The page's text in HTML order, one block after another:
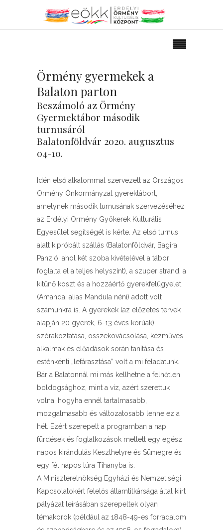
Örmény gyermekek a
Balaton parton
Beszámoló az Örmény
Gyermektábor második
turnusáról
Balatonföldvár 2020. augusztus
04-10.
Idén első alkalommal szervezett az Országos
Örmény Önkormányzat gyerektábort,
amelynek második turnusának szervezéséhez
az Erdélyi Örmény Gyökerek Kulturális
Egyesület segítségét is kérte. Az első turnus
alatt kipróbált szállás (Balatonföldvár, Bagira
Panzió, ahol két szoba kivételével a tábor
foglalta el a teljes helyszínt), a szuper strand, a
kitűnő koszt és a hozzáértő gyerekfelügyelet
(Amanda, alias Mandula néni) adott volt
számunkra is. A gyerekek (az előzetes tervek
alapján 20 gyerek, 6-13 éves korúak)
szórakoztatása, összekovácsolása, kézműves
alkalmak és előadások során tanítása és
esténkénti „lefárasztása” volt a mi feladatunk.
Bár a Balatonnál mi más kellhetne a felhőtlen
boldogsághoz, mint a víz, azért szerettük
volna, hogyha ennél tartalmasabb,
mozgalmasabb és változatosabb lenne ez a
hét. Ezért szerepelt a programban a napi
fürdések és foglalkozások mellett egy egész
napos kirándulás Keszthelyre és Sümegre és
egy fél napos túra Tihanyba is.
A Miniszterelnökség Egyházi és Nemzetiségi
Kapcsolatokért felelős államtitkársága által kiírt
pályázat leírásában szerepeltek olyan
témakörök (például az 1848-49-es forradalom